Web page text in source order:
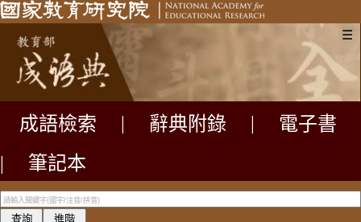
☰
成語檢索 辭典附錄
電子書
|
筆記本